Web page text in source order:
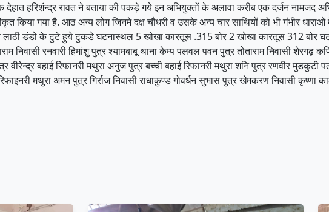
हरिशंन्द्र रावत ने बताया की पकड़े गये इन अभियुक्तों के अलावा करीब एक दर्जन नामजद
किया गया है. आठ अन्य लोग जिनमे दक्ष चौधरी व उसके अन्य चार साथियों को भी गंभीर
डंडो के टुटे हुये टुकडे घटनास्थल 5 खोखा कारतूस .315 बोर 2 खोखा कारतूस 312 बोर
निवासी रनवारी हिमांशु पुत्र श्यामबाबू थाना केम्प पलवल पवन पुत्र तोताराम निवासी
वीरेन्द्र बहाई रिफानरी मथुरा अनुज पुत्र बच्ची बहाई रिफानरी मथुरा शनि पुत्र रणवीर
मथुरा अमन पुत्र गिर्राज निवासी राधाकुण्ड गोवर्धन सुभास पुत्र खेमकरण निवासी कृष्णा